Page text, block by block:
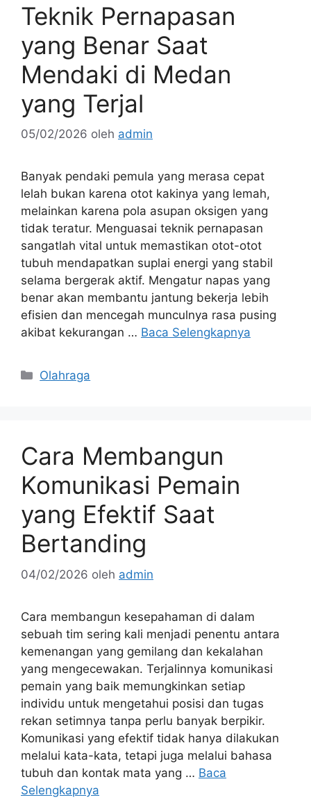
Teknik Pernapasan
yang Benar Saat
Mendaki di Medan
yang Terjal
05/02/2026 oleh admin
Banyak pendaki pemula yang merasa cepat
lelah bukan karena otot kakinya yang lemah,
melainkan karena pola asupan oksigen yang
tidak teratur. Menguasai teknik pernapasan
sangatlah vital untuk memastikan otot-otot
tubuh mendapatkan suplai energi yang stabil
selama bergerak aktif. Mengatur napas yang
benar akan membantu jantung bekerja lebih
efisien dan mencegah munculnya rasa pusing
akibat kekurangan … Baca Selengkapnya
Kategori
Olahraga
Cara Membangun
Komunikasi Pemain
yang Efektif Saat
Bertanding
04/02/2026 oleh admin
Cara membangun kesepahaman di dalam
sebuah tim sering kali menjadi penentu antara
kemenangan yang gemilang dan kekalahan
yang mengecewakan. Terjalinnya komunikasi
pemain yang baik memungkinkan setiap
individu untuk mengetahui posisi dan tugas
rekan setimnya tanpa perlu banyak berpikir.
Komunikasi yang efektif tidak hanya dilakukan
melalui kata-kata, tetapi juga melalui bahasa
tubuh dan kontak mata yang … Baca
Selengkapnya